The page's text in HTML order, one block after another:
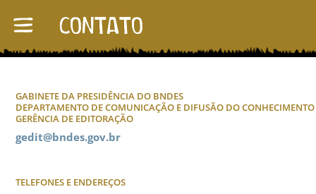
GABINETE DA PRESIDÊNCIA DO BNDES
DEPARTAMENTO DE COMUNICAÇÃO E DIFUSÃO DO CONHECIMENTO
GERÊNCIA DE EDITORAÇÃO
gedit@bndes.gov.br
TELEFONES E ENDEREÇOS